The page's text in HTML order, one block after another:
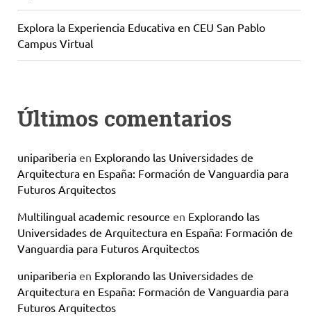
Explora la Experiencia Educativa en CEU San Pablo
Campus Virtual
Últimos comentarios
unipariberia en Explorando las Universidades de
Arquitectura en España: Formación de Vanguardia para
Futuros Arquitectos
Multilingual academic resource en Explorando las
Universidades de Arquitectura en España: Formación de
Vanguardia para Futuros Arquitectos
unipariberia en Explorando las Universidades de
Arquitectura en España: Formación de Vanguardia para
Futuros Arquitectos